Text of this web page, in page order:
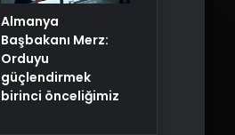
Almanya
Başbakanı Merz:
Orduyu
güçlendirmek
birinci önceliğimiz